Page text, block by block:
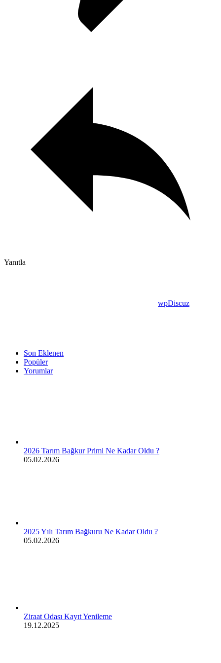
Yanıtla
wpDiscuz
Son Eklenen
Popüler
Yorumlar
2026 Tarım Bağkur Primi Ne Kadar Oldu ?
05.02.2026
2025 Yılı Tarım Bağkuru Ne Kadar Oldu ?
05.02.2026
Ziraat Odası Kayıt Yenileme
19.12.2025